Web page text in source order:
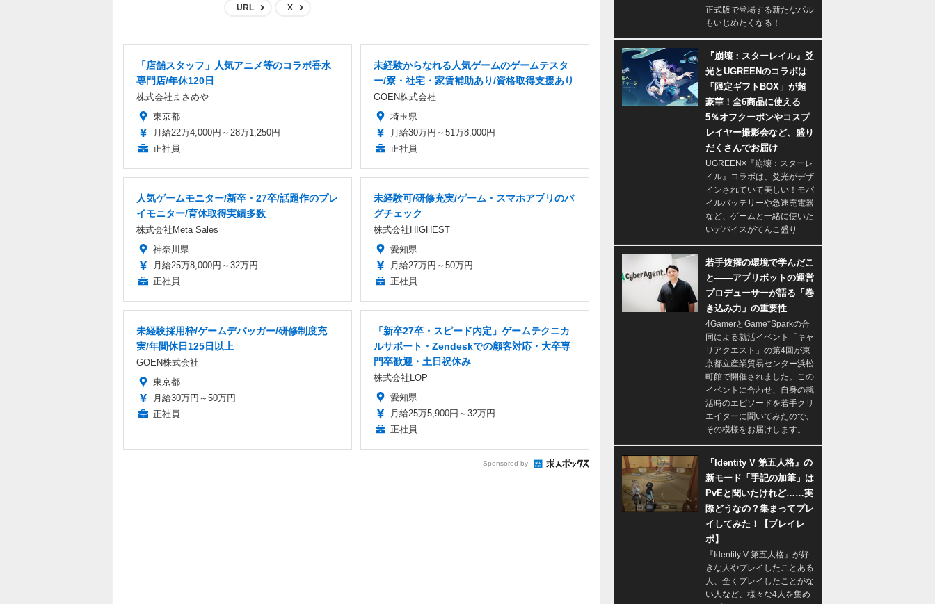
URL X
「店舗スタッフ」人気アニメ等のコラボ香水
専門店/年休120日
株式会社まさめや
東京都
月給22万4,000円～28万1,250円
正社員
未経験からなれる人気ゲームのゲームテスタ
ー/寮・社宅・家賃補助あり/資格取得支援あり
GOEN株式会社
埼玉県
月給30万円～51万8,000円
正社員
人気ゲームモニター/新卒・27卒/話題作のプレ
イモニター/育休取得実績多数
株式会社Meta Sales
神奈川県
月給25万8,000円～32万円
正社員
未経験可/研修充実/ゲーム・スマホアプリのバ
グチェック
株式会社HIGHEST
愛知県
月給27万円～50万円
正社員
未経験採用枠/ゲームデバッガー/研修制度充
実/年間休日125日以上
GOEN株式会社
東京都
月給30万円～50万円
正社員
「新卒27卒・スピード内定」ゲームテクニカ
ルサポート・Zendeskでの顧客対応・大卒専
門卒歓迎・土日祝休み
株式会社LOP
愛知県
月給25万5,900円～32万円
正社員
Sponsored by
正式版で登場する新たなパル
もいじめたくなる！
『崩壊：スターレイル』爻
光とUGREENのコラボは
「限定ギフトBOX」が超
豪華！全6商品に使える
5％オフクーポンやコスプ
レイヤー撮影会など、盛り
だくさんでお届け
UGREEN×『崩壊：スターレ
イル』コラボは、爻光がデザ
インされていて美しい！モバ
イルバッテリーや急速充電器
など、ゲームと一緒に使いた
いデバイスがてんこ盛り
若手抜擢の環境で学んだこ
と――アプリボットの運営
プロデューサーが語る「巻
き込み力」の重要性
4GamerとGame*Sparkの合
同による就活イベント「キャ
リアクエスト」の第4回が東
京都立産業貿易センター浜松
町館で開催されました。この
イベントに合わせ、自身の就
活時のエピソードを若手クリ
エイターに聞いてみたので、
その模様をお届けします。
『Identity V 第五人格』の
新モード「手記の加筆」は
PvEと聞いたけれど……実
際どうなの？集まってプレ
イしてみた！【プレイレ
ポ】
『Identity V 第五人格』が好
きな人やプレイしたことある
人、全くプレイしたことがな
い人など、様々な4人を集め